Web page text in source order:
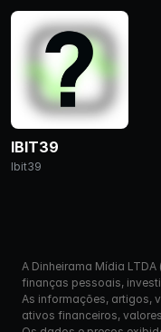
IBIT39
Ibit39
A Dinheirama Mídia
finanças pessoais,
As informações, artigos,
ativos financeiros,